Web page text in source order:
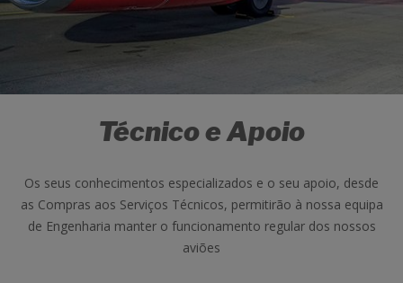
Técnico e Apoio
Os seus conhecimentos especializados e o seu apoio, desde
as Compras aos Serviços Técnicos, permitirão à nossa equipa
de Engenharia manter o funcionamento regular dos nossos
aviões